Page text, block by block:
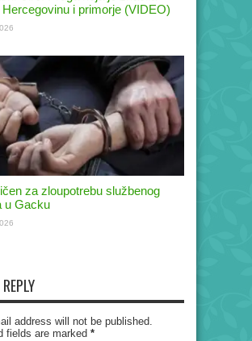
i primorje (VIDEO)
za zloupotrebu službenog
u Gacku
address will not be published.
fields are marked *